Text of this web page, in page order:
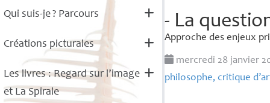
Qui suis-je? Parcours
Créations picturales
Les livres : Regard sur l’image
et La Spirale
- La
Approche des enjeux
mercredi 28 janvier
philosophe, critique